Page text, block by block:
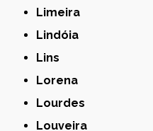
Limeira
Lindóia
Lins
Lorena
Lourdes
Louveira